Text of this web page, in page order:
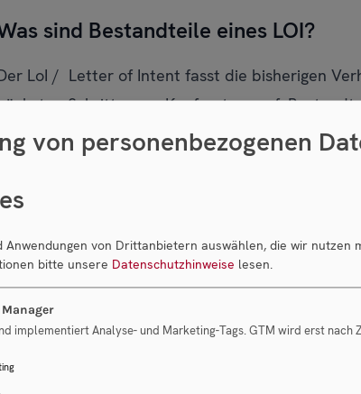
sind Bestandteile eines LOI?
LoI / Letter of Intent fasst die bisherigen
Schritte zum Kaufvertrag auf.
1. Parteien und Kaufabsicht
Beginn werden die Kenndaten beider
der unverbindlichen Kaufabsicht des
die Transaktionsform umrissen.
Kaufpreis und Zahlung
Dieser Abschnitt enthält die Beschreibung der
umfasst das mögliche Kaufpreisangebot für
von personenbezogenen
Anwendungen von Drittanbietern auswählen, die wir nutzen
bitte unsere Datenschutzhinweise lesen.
Manager
implementiert Analyse- und Marketing-Tags. GTM wird erst nach